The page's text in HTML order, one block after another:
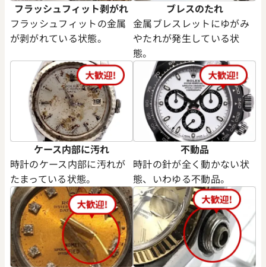
フラッシュフィット剥がれ
フラッシュフィットの金属
が剥がれている状態。
ブレスのたれ
金属ブレスレットにゆがみ
やたれが発生している状
態。
ケース内部に汚れ
時計のケース内部に汚れが
たまっている状態。
不動品
時計の針が全く動かない状
態、いわゆる不動品。